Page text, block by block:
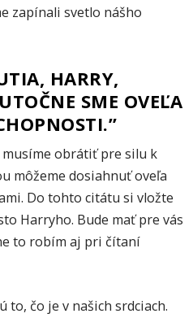
zapínali svetlo nášho
HARRY,
SME OVEĽA
obrátiť pre silu k
môžeme dosiahnuť oveľa
Do tohto citátu si vložte
Harryho. Bude mať pre vás
to robím aj pri čítaní
čo je v našich srdciach.